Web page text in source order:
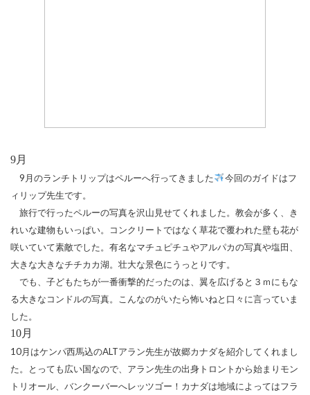
9月
9 月のランチトリップはペルーへ行ってきました
今回のガイドはフ
ィリップ先生です。
旅行で行ったペルーの写真を沢山見せてくれました。教会が多く、き
れいな建物もいっぱい。コンクリートではなく草花で覆われた壁も花が
咲いていて素敵でした。有名なマチュピチュやアルパカの写真や塩田、
大きな大きなチチカカ湖。壮大な景色にうっとりです。
でも、子どもたちが一番衝撃的だったのは、翼を広げると３ｍにもな
る大きなコンドルの写真。こんなのがいたら怖いねと口々に言っていま
した。
10月
10月はケンパ西馬込のALTアラン先生が故郷カナダを紹介してくれまし
た。とっても広い国なので、アラン先生の出身トロントから始まりモン
トリオール、バンクーバーへレッツゴー！カナダは地域によってはフラ